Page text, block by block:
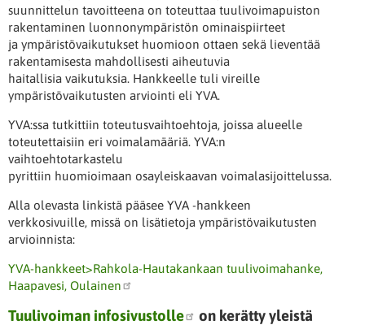
suunnittelun tavoitteena on toteuttaa tuulivoimapuiston
rakentaminen luonnonympäristön ominaispiirteet
ja ympäristövaikutukset huomioon ottaen sekä lieventää
rakentamisesta mahdollisesti aiheutuvia
haitallisia vaikutuksia. Hankkeelle tuli vireille
ympäristövaikutusten arviointi eli YVA.
YVA:ssa tutkittiin toteutusvaihtoehtoja, joissa alueelle
toteutettaisiin eri voimalamääriä. YVA:n
vaihtoehtotarkastelu
pyrittiin huomioimaan osayleiskaavan voimalasijoittelussa.
Alla olevasta linkistä pääsee YVA -hankkeen
verkkosivuille, missä on lisätietoja ympäristövaikutusten
arvioinnista:
YVA-hankkeet>Rahkola-Hautakankaan tuulivoimahanke,
Haapavesi, Oulainen
Tuulivoiman infosivustolle
on kerätty yleistä